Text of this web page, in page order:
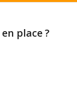
place ?